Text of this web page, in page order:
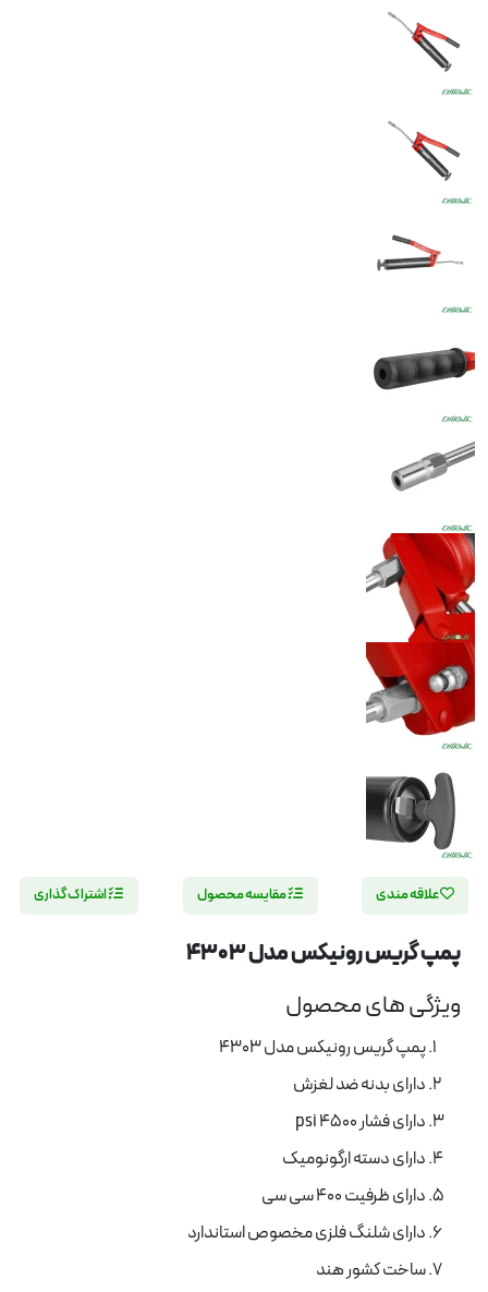
علاقه مندی مقایسه محصول اشتراک گذاری
پمپ گریس رونیکس مدل 4303
ویژگی های محصول
پمپ گریس رونیکس مدل 4303
دارای بدنه ضد لغزش
دارای فشار 4500 psi
دارای دسته ارگونومیک
دارای ظرفیت 400 سی سی
دارای شلنگ فلزی مخصوص استاندارد
ساخت کشور هند